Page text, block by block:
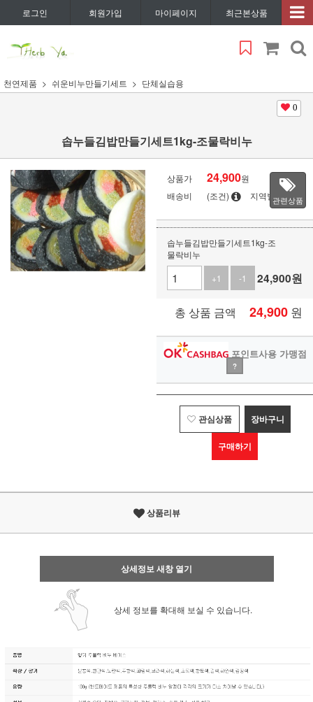
로그인 회원가입 마이페이지 최근본상품
천연제품 쉬운비누만들기세트 단체실습용
0
솝누들김밥만들기세트1kg-조물락비누
상품가 24,900원
배송비
(조건) 지역별관련상품
솝누들김밥만들기세트1kg-조
물락비누
+1
-1 24,900원
총 상품 금액 24,900 원
포인트사용 가맹점
?
관심상품 장바구니
구매하기
상품리뷰
상세정보 새창 열기
상세 정보를 확대해 보실 수 있습니다.